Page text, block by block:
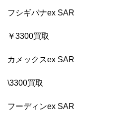
フシギバナex SAR
￥3300買取
カメックスex SAR
\3300買取
フーディンex SAR